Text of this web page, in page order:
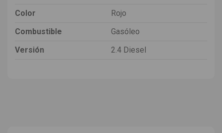
Color
Rojo
Combustible
Gasóleo
Versión
2.4 Diesel